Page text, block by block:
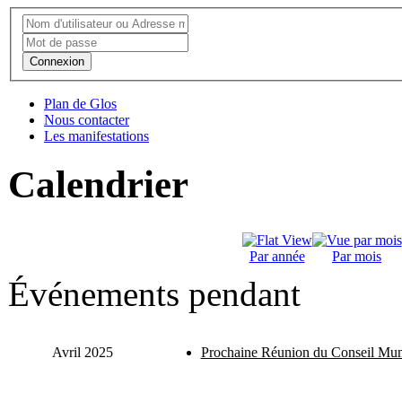
Connexion
Plan de Glos
Nous contacter
Les manifestations
Calendrier
Par année Par mois
Événements pendant
Avril 2025 Prochaine Réunion du Conseil